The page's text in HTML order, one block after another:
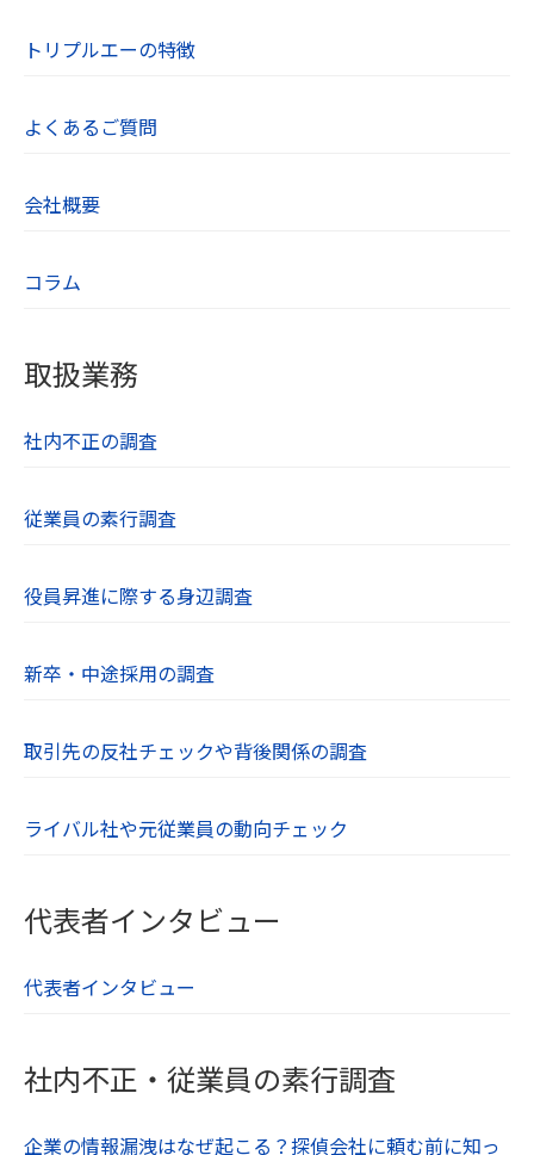
トリプルエーの特徴
よくあるご質問
会社概要
コラム
取扱業務
社内不正の調査
従業員の素行調査
役員昇進に際する身辺調査
新卒・中途採用の調査
取引先の反社チェックや背後関係の調査
ライバル社や元従業員の動向チェック
代表者インタビュー
代表者インタビュー
社内不正・従業員の素行調査
企業の情報漏洩はなぜ起こる？探偵会社に頼む前に知っ